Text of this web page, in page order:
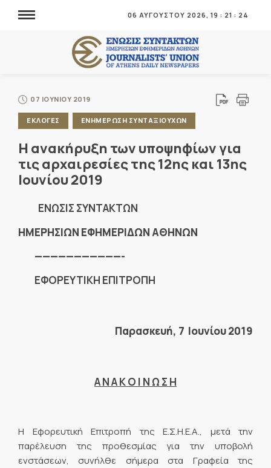
06 ΑΥΓΟΥΣΤΟΥ 2026, 19 : 21 : 25
07 ΙΟΥΝΙΟΥ 2019
ΕΚΛΟΓΕΣ ΕΝΗΜΕΡΩΣΗ ΣΥΝΤΑΞΙΟΥΧΩΝ
Η ανακήρυξη των υποψηφίων για
τις αρχαιρεσίες της 12ης και 13ης
Ιουνίου 2019
ENΩΣΙΣ ΣΥΝΤΑΚΤΩΝ
ΗΜΕΡΗΣΙΩΝ ΕΦΗΜΕΡΙΔΩΝ ΑΘΗΝΩΝ
———————————-
ΕΦΟΡΕΥΤΙΚΗ ΕΠΙΤΡΟΠΗ
Παρασκευή, 7 Ιουνίου 2019
Α Ν Α Κ Ο Ι Ν Ω Σ Η
Η Εφορευτική Επιτροπή της Ε.Σ.Η.Ε.Α., μετά την
παρέλευση της προθεσμίας για την υποβολή
ενστάσεων, συνήλθε σήμερα στα Γραφεία της